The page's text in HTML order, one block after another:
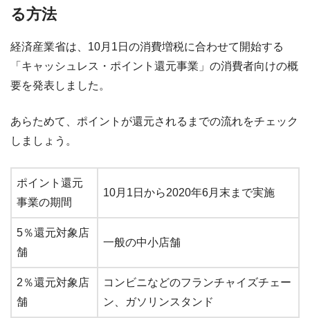
る方法
経済産業省は、10月1日の消費増税に合わせて開始する
「キャッシュレス・ポイント還元事業」の消費者向けの概
要を発表しました。
あらためて、ポイントが還元されるまでの流れをチェック
しましょう。
ポイント還元
事業の期間
10月1日から2020年6月末まで実施
5％還元対象店
舗
一般の中小店舗
2％還元対象店
舗
コンビニなどのフランチャイズチェー
ン、ガソリンスタンド